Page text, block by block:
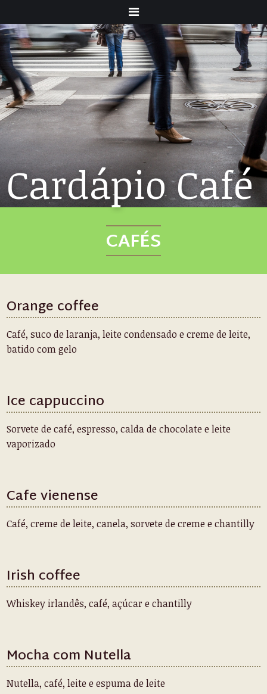
Cardápio Café
CAFÉS
Orange coffee
Café, suco de laranja, leite condensado e creme de leite,
batido com gelo
Ice cappuccino
Sorvete de café, espresso, calda de chocolate e leite
vaporizado
Cafe vienense
Café, creme de leite, canela, sorvete de creme e chantilly
Irish coffee
Whiskey irlandês, café, açúcar e chantilly
Mocha com Nutella
Nutella, café, leite e espuma de leite